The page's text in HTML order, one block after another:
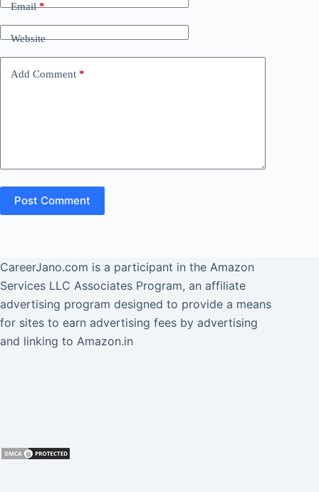
Email*
Website
Add Comment *
Post Comment
CareerJano.com is a participant in the Amazon
Services LLC Associates Program, an affiliate
advertising program designed to provide a means
for sites to earn advertising fees by advertising
and linking to Amazon.in